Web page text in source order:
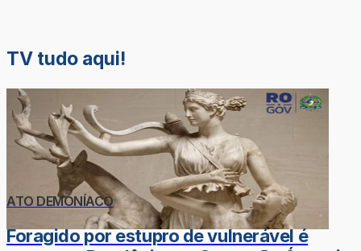
TV tudo aqui!
ATO DEMONÍACO
Foragido por estupro de vulnerável é